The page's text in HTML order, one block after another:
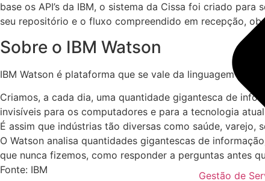
Gestão de
base os API’s da IBM, o sistema da Cissa foi criado
seu repositório e o fluxo compreendido em recepção,
Sobre o IBM Watson
IBM Watson é plataforma que se vale da linguagem
Criamos, a cada dia, uma quantidade gigantesca de
invisíveis para os computadores e para a tecnologia
É assim que indústrias tão diversas como saúde, varejo,
O Watson analisa quantidades gigantescas de
que nunca fizemos, como responder a perguntas antes
Fonte: IBM